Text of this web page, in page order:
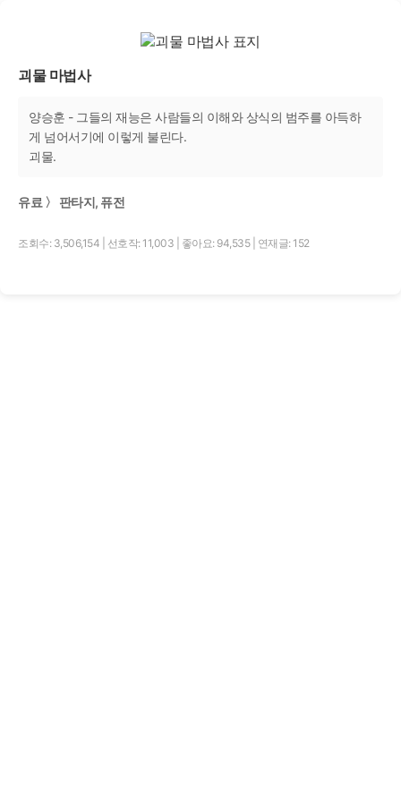
괴물 마법사
양승훈 - 그들의 재능은 사람들의 이해와 상식의 범주를 아득하
게 넘어서기에 이렇게 불린다.
괴물.
유료 〉 판타지, 퓨전
조회수: 3,506,154 선호작: 11,003 좋아요: 94,535 연재글: 152